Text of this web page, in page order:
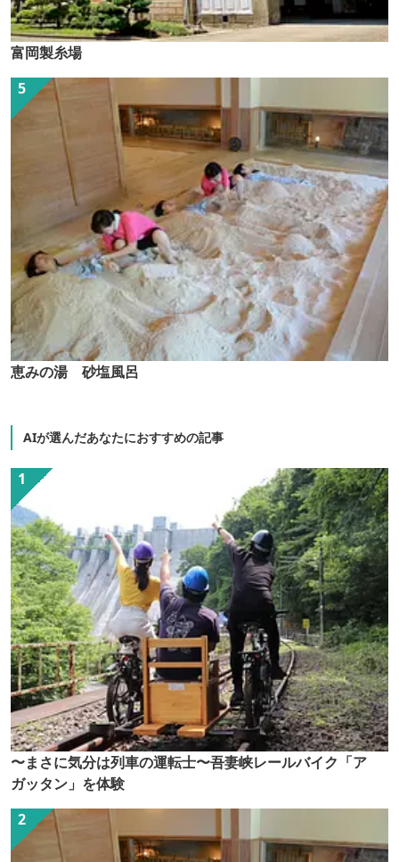
富岡製糸場
恵みの湯 砂塩風呂
AIが選んだあなたにおすすめの記事
〜まさに気分は列車の運転士〜吾妻峡レールバイク「ア
ガッタン」を体験